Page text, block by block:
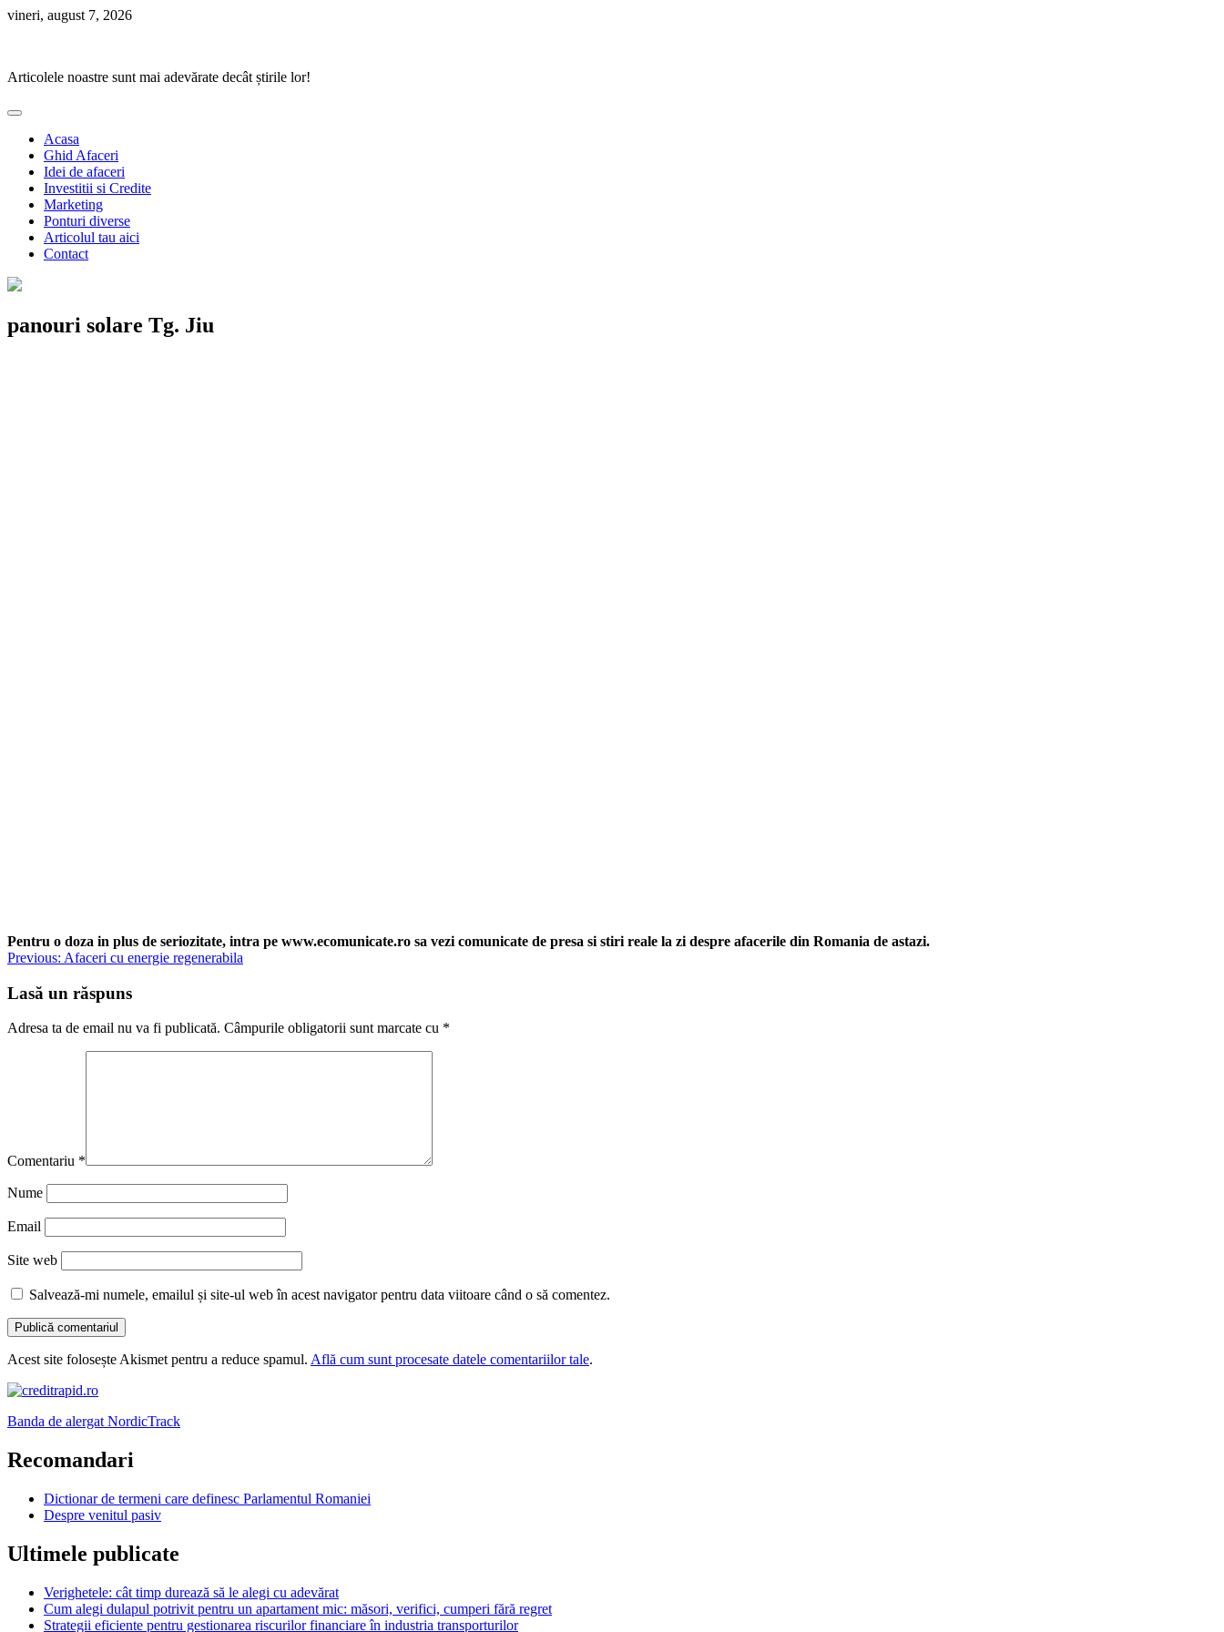
Skip
vineri, august 7, 2026
Articolele noastre sunt mai adevărate decât știrile lor!
Acasa
Ghid Afaceri
Idei de afaceri
Investitii si Credite
Marketing
Ponturi diverse
Articolul tau aici
Contact
panouri solare Tg. Jiu
Pentru o doza in plus de seriozitate, intra pe www.ecomunicate.ro sa vezi comunicate de presa si stiri reale la zi despre afacerile din Romania de astazi.
Navigare
în
Previous: Afaceri cu energie regenerabila
Lasă un răspuns
Adresa ta de email nu va fi publicată. Câmpurile obligatorii sunt marcate cu *
Comentariu *
Nume
Email
Site web
Salvează-mi numele, emailul și site-ul web în acest navigator pentru data viitoare când o să comentez.
Acest site folosește Akismet pentru a reduce spamul. Află cum sunt procesate datele comentariilor tale.
Banda de alergat NordicTrack
Recomandari
Dictionar de termeni care definesc Parlamentul Romaniei
Despre venitul pasiv
Ultimele publicate
Verighetele: cât timp durează să le alegi cu adevărat
Cum alegi dulapul potrivit pentru un apartament mic: măsori, verifici, cumperi fără regret
Strategii eficiente pentru gestionarea riscurilor financiare în industria transporturilor